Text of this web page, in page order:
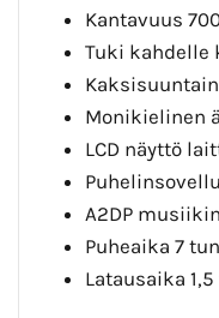
Kantavuus
Tuki kahdelle
Monikielinen
LCD näyttö
A2DP
Puheaika 7
Latausaika